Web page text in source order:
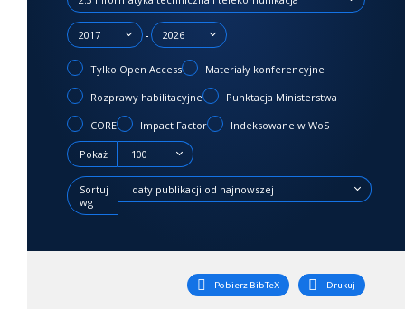
2017 - 2026
Tylko Open Access Materiały konferencyjne
Rozprawy habilitacyjne Punktacja Ministerstwa
CORE Impact Factor Indeksowane w WoS
Pokaż 100
Sortuj
wg
daty publikacji od najnowszej
Pobierz BibTeX Drukuj